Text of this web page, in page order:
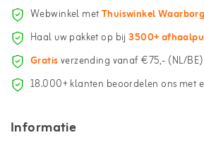
Webwinkel metThuiswinkel Waarborg
Haal uw pakket op bij3500+
Gratisverzending vanaf €75,- (NL/BE)
18.000+ klanten beoordelen ons met
Informatie